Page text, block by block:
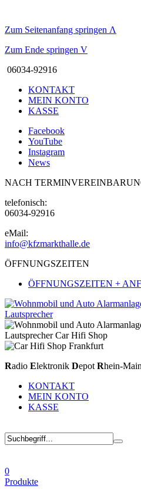
Zum Seitenanfang springen Λ
Zum Ende springen V
06034-92916
KONTAKT
MEIN KONTO
KASSE
Facebook
YouTube
Instagram
News
NACH
telefonisch:
06034-92916
eMail:
info@kfzmarkthalle.de
ÖFFNUNGSZEITEN
ÖFFNUNGSZEITEN +
Radio Elektronik Depot Rhein-Main
KONTAKT
MEIN KONTO
KASSE
0
Produkte